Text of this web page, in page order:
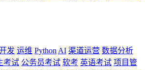
发 运维 Python AI 渠道运营 数据分析
考试 公务员考试 软考 英语考试 项目管